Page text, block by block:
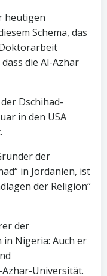
heutigen
Schema, das
die Al-Azhar
Dschihad-
in den USA
der
in Jordanien, ist
der Religion“
der
Nigeria: Auch er
Azhar-Universität.